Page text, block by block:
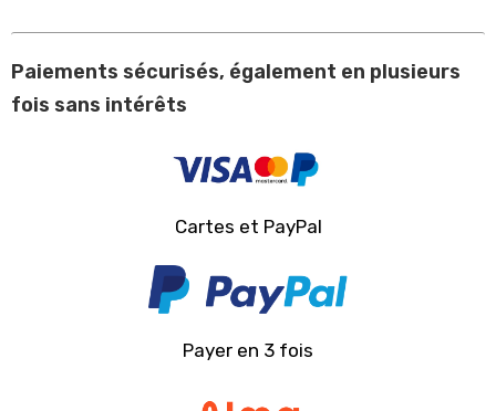
Paiements sécurisés, également en plusieurs
fois sans intérêts
Cartes et PayPal
Payer en 3 fois